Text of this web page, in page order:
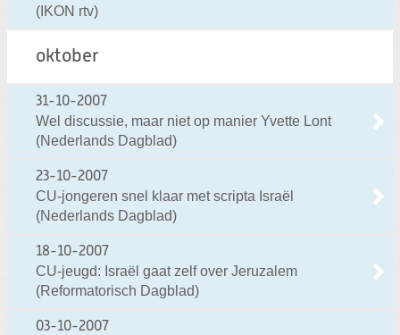
(IKON rtv)
oktober
31-10-2007
Wel discussie, maar niet op manier Yvette Lont
(Nederlands Dagblad)
23-10-2007
CU-jongeren snel klaar met scripta Israël
(Nederlands Dagblad)
18-10-2007
CU-jeugd: Israël gaat zelf over Jeruzalem
(Reformatorisch Dagblad)
03-10-2007